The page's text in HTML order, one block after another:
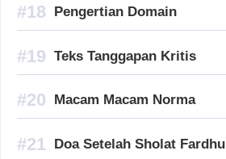
Pengertian Domain
Teks Tanggapan Kritis
Macam Macam Norma
Doa Setelah Sholat Fardhu